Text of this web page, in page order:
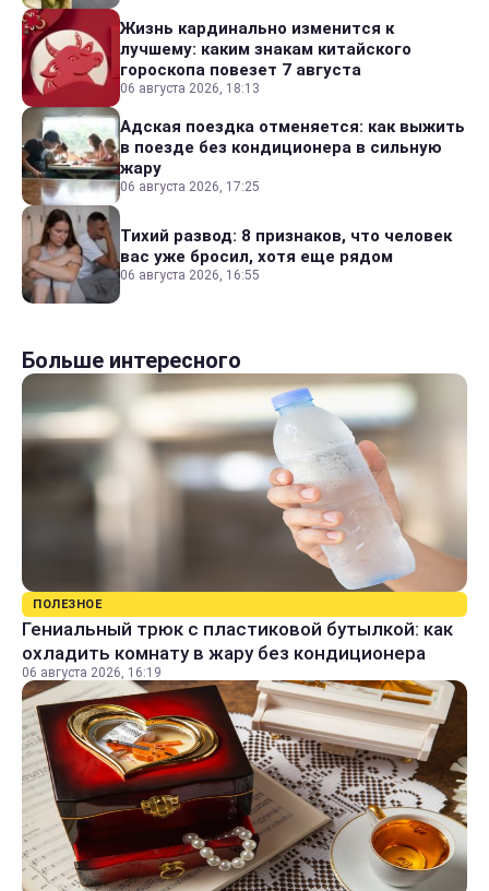
Жизнь кардинально изменится к
лучшему: каким знакам китайского
гороскопа повезет 7 августа
06 августа 2026, 18:13
Адская поездка отменяется: как выжить
в поезде без кондиционера в сильную
жару
06 августа 2026, 17:25
Тихий развод: 8 признаков, что человек
вас уже бросил, хотя еще рядом
06 августа 2026, 16:55
Больше интересного
ПОЛЕЗНОЕ
Гениальный трюк с пластиковой бутылкой: как
охладить комнату в жару без кондиционера
06 августа 2026, 16:19